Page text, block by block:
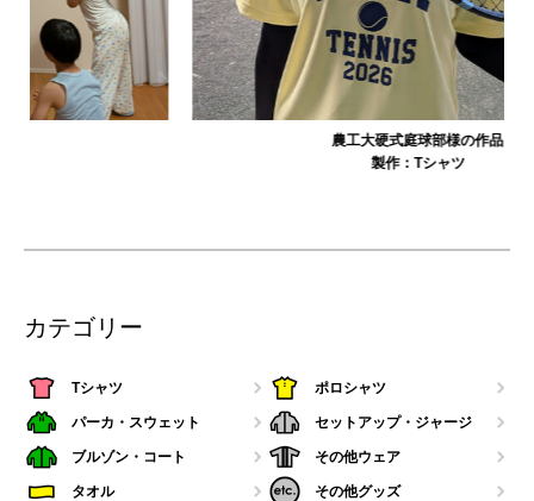
農工大硬式庭球部様の作品
カテゴリー
Tシャツ ポロシャツ
パーカ・スウェット セットアップ・ジャージ
ブルゾン・コート その他ウェア
タオル その他グッズ